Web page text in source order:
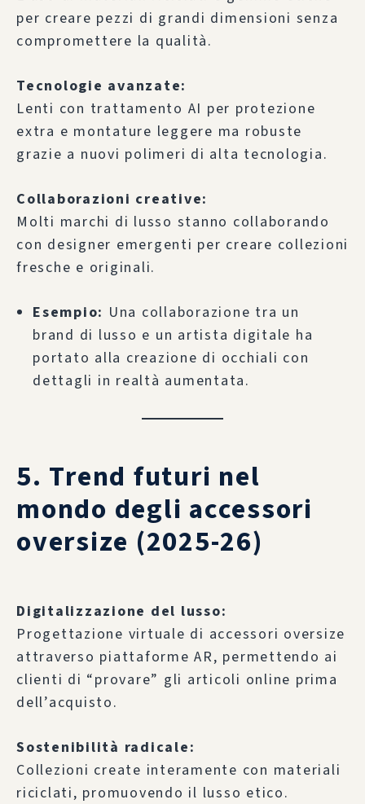
per creare pezzi di grandi dimensioni senza
compromettere la qualità.
Tecnologie avanzate:
Lenti con trattamento AI per protezione
extra e montature leggere ma robuste
grazie a nuovi polimeri di alta tecnologia.
Collaborazioni creative:
Molti marchi di lusso stanno collaborando
con designer emergenti per creare collezioni
fresche e originali.
Esempio: Una collaborazione tra un
brand di lusso e un artista digitale ha
portato alla creazione di occhiali con
dettagli in realtà aumentata.
5. Trend futuri nel
mondo degli accessori
oversize (2025-26)
Digitalizzazione del lusso:
Progettazione virtuale di accessori oversize
attraverso piattaforme AR, permettendo ai
clienti di “provare” gli articoli online prima
dell’acquisto.
Sostenibilità radicale:
Collezioni create interamente con materiali
riciclati, promuovendo il lusso etico.